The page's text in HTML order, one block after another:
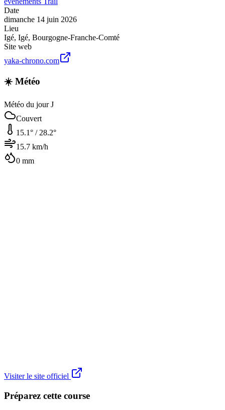
Date
dimanche 14 juin 2026
Lieu
Igé, Igé, Bourgogne-Franche-Comté
Site web
yaka-chrono.com
☀️ Météo
Météo du jour J
Couvert
15.1° / 28.2°
15.7 km/h
0 mm
Visiter le site officiel
Préparez cette course